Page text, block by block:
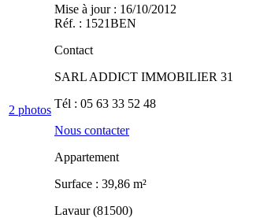
2 photos
Mise à jour : 16/10/2012
Réf. : 1521BEN
Contact
SARL ADDICT IMMOBILIER 31
Tél : 05 63 33 52 48
Nous contacter
Appartement
Surface : 39,86 m²
Lavaur (81500)